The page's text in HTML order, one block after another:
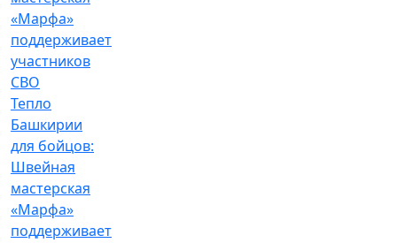
Тепло
Башкирии
для бойцов:
Швейная
мастерская
«Марфа»
поддерживает